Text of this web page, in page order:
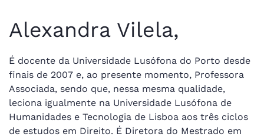
Alexandra Vilela,
É docente da Universidade Lusófona do Porto desde
finais de 2007 e, ao presente momento, Professora
Associada, sendo que, nessa mesma qualidade,
leciona igualmente na Universidade Lusófona de
Humanidades e Tecnologia de Lisboa aos três ciclos
de estudos em Direito. É Diretora do Mestrado em